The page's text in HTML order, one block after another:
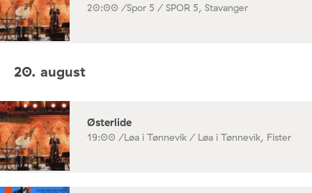
20:00 /Spor 5 / SPOR 5, Stavanger
20. august
Østerlide
19:00 /Løa i Tønnevik / Løa i Tønnevik, Fister